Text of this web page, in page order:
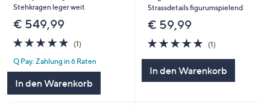
Stehkragen leger weit
€ 549,99
5.0
von
5
(1)1
Q Pay: Zahlung in 6 Raten
In den Warenkorb
Strassdetails figurumspielend
€ 59,99
5.0
von
(1)1
In den Warenkorb